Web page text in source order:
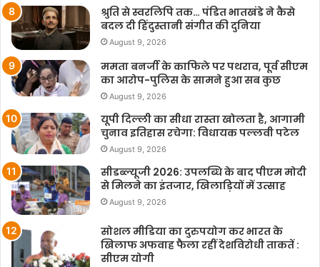
श्रुति से स्वरलिपि तक… पंडित भातखंडे ने कैसे
बदल दी हिंदुस्तानी संगीत की दुनिया
August 9, 2026
ममता बनर्जी के काफिले पर पथराव, पूर्व सीएम
का आरोप-पुलिस के सामने हुआ सब कुछ
August 9, 2026
यूपी दिल्ली का सीधा रास्ता खोलता है, आगामी
चुनाव इतिहास रचेगा: विधायक पल्लवी पटेल
August 9, 2026
सीडब्ल्यूजी 2026: उपलब्धि के बाद पीएम मोदी
से मिलने का इंतजार, खिलाड़ियों में उत्साह
August 9, 2026
सोशल मीडिया का दुरुपयोग कर भारत के
खिलाफ अफवाह फैला रहीं देशविरोधी ताकतें :
सीएम योगी